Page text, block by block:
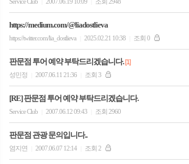
https://medium.com/@liadostlieva
https://twitter.com/lia_dostlieva 2025.02.21 10:38 조회 0
판문점 투어 예약 부탁드리겠습니다.[1]
성민정
2007.06.11 21:36 조회 3
[RE] 판문점 투어 예약 부탁드리겠습니다.
Service Club 2007.06.12 09:43 조회 2960
판문점 관광 문의입니다..
염지연 2007.06.07 12:14 조회 2